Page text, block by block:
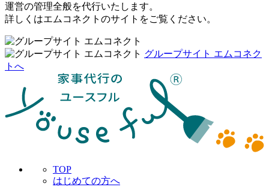
運営の管理全般を代行いたします。
詳しくはエムコネクトのサイトをご覧ください。
グループサイト エムコネク
トへ
TOP
はじめての方へ